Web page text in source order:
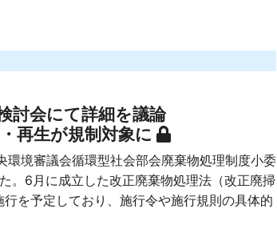
討会にて詳細を議論
再生が規制対象に
境審議会循環型社会部会廃棄物処理制度小委
。6月に成立した改正廃棄物処理法（改正廃掃
を予定しており、施行令や施行規則の具体的